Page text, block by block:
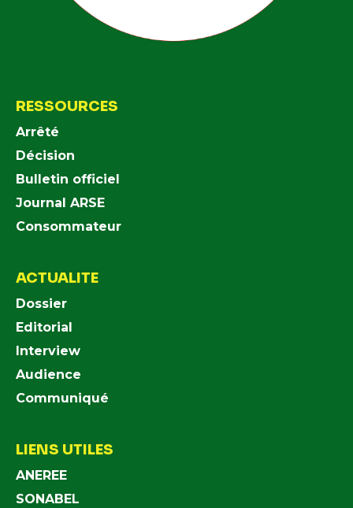
RESSOURCES
Arrêté
Décision
Bulletin officiel
Journal ARSE
Consommateur
ACTUALITE
Dossier
Editorial
Interview
Audience
Communiqué
LIENS UTILES
ANEREE
SONABEL